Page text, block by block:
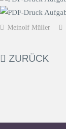
Meinolf Müller
ZURÜCK